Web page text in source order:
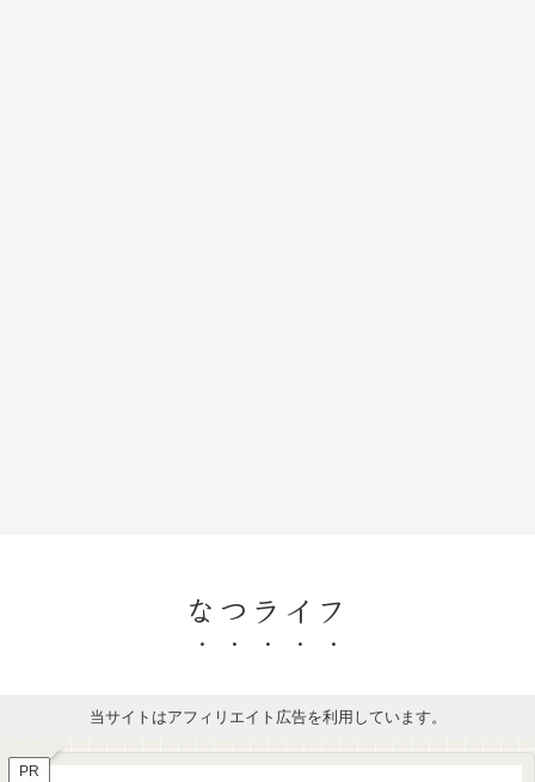
なつライフ
当サイトはアフィリエイト広告を利用しています。
PR